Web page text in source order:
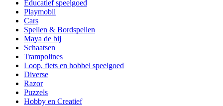
Educatief speelgoed
Playmobil
Cars
Spellen & Bordspellen
Maya de bij
Schaatsen
Trampolines
Loop, fiets en hobbel speelgoed
Diverse
Razor
Puzzels
Hobby en Creatief